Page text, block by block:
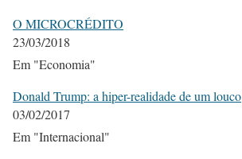
O MICROCRÉDITO
23/03/2018
Em "Economia"
Donald Trump: a hiper-realidade de um louco
03/02/2017
Em "Internacional"